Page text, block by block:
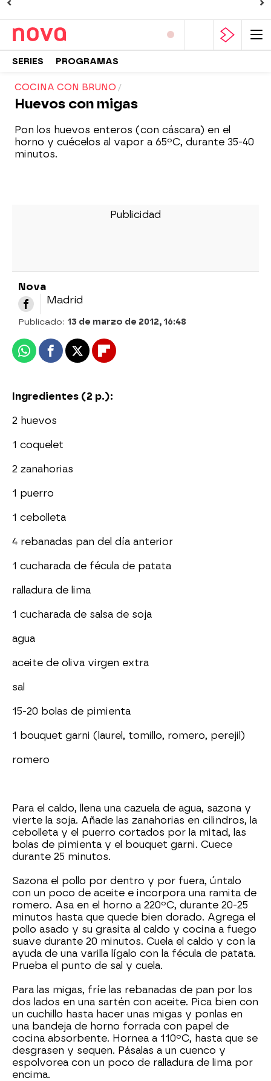
SERIES PROGRAMAS
COCINA CON BRUNO
Huevos con migas
Pon los huevos enteros (con cáscara) en el
horno y cuécelos al vapor a 65ºC, durante 35-40
minutos.
Nova
Madrid
Publicado: 13 de marzo de 2012, 16:48
WhatsappFacebook
X Flipboard
Ingredientes (2 p.):
2 huevos
1 coquelet
2 zanahorias
1 puerro
1 cebolleta
4 rebanadas pan del día anterior
1 cucharada de fécula de patata
ralladura de lima
1 cucharada de salsa de soja
agua
aceite de oliva virgen extra
sal
15-20 bolas de pimienta
1 bouquet garni (laurel, tomillo, romero, perejil)
romero
Para el caldo, llena una cazuela de agua, sazona y
vierte la soja. Añade las zanahorias en cilindros, la
cebolleta y el puerro cortados por la mitad, las
bolas de pimienta y el bouquet garni. Cuece
durante 25 minutos.
Sazona el pollo por dentro y por fuera, úntalo
con un poco de aceite e incorpora una ramita de
romero. Asa en el horno a 220ºC, durante 20-25
minutos hasta que quede bien dorado. Agrega el
pollo asado y su grasita al caldo y cocina a fuego
suave durante 20 minutos. Cuela el caldo y con la
ayuda de una varilla lígalo con la fécula de patata.
Prueba el punto de sal y cuela.
Para las migas, fríe las rebanadas de pan por los
dos lados en una sartén con aceite. Pica bien con
un cuchillo hasta hacer unas migas y ponlas en
una bandeja de horno forrada con papel de
cocina absorbente. Hornea a 110ºC, hasta que se
desgrasen y sequen. Pásalas a un cuenco y
espolvorea con un poco de ralladura de lima por
encima.